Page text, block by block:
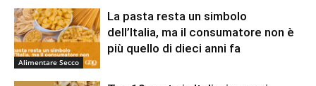
Alimentare Secco
La pasta resta un simbolo
dell’Italia, ma il consumatore non è
più quello di dieci anni fa